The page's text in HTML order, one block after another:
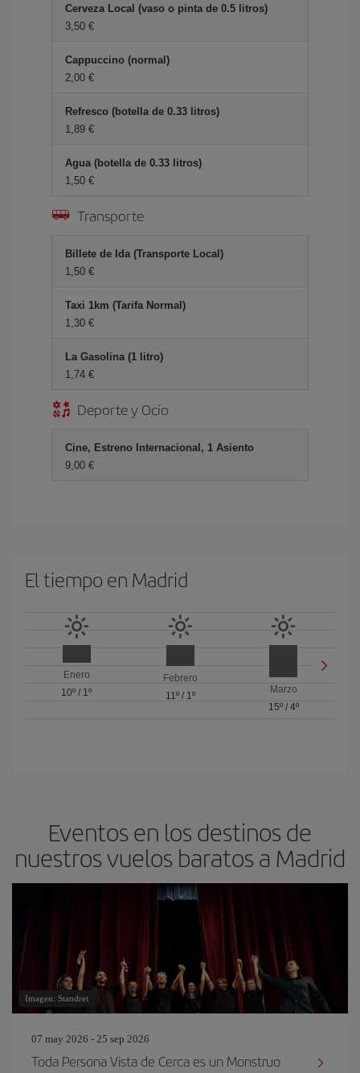
Cerveza Local (vaso o pinta de 0.5 litros)
3,50 €
Cappuccino (normal)
2,00 €
Refresco (botella de 0.33 litros)
1,89 €
Agua (botella de 0.33 litros)
1,50 €
Transporte
Billete de Ida (Transporte Local)
1,50 €
Taxi 1km (Tarifa Normal)
1,30 €
La Gasolina (1 litro)
1,74 €
Deporte y Ocio
Cine, Estreno Internacional, 1 Asiento
9,00 €
El tiempo en Madrid
Enero
10º / 1º
Febrero
11º/ 1º
Marzo
15º/ 4º
Eventos en los destinos de
nuestros vuelos baratos a Madrid
Imagen: Standret
07 may 2026 - 25 sep 2026
Toda Persona Vista de Cerca es un Monstruo